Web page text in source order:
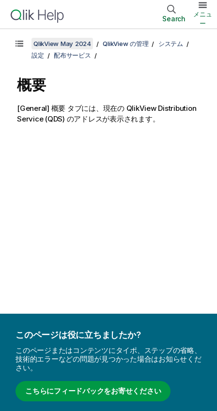
Search
メニュ
ー
QlikView May 2024 QlikView の管理
システム
設定
配布サービス
概要
[General] 概要 タブには、現在の QlikView Distribution
Service (QDS) のアドレスが表示されます。
このページは役に立ちましたか?
このページまたはコンテンツにタイポ、ステップの省略、
技術的エラーなどの問題が見つかった場合はお知らせくだ
さい。
こちらにフィードバックをお寄せください